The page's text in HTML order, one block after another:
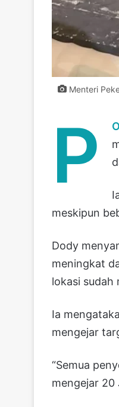
Menteri
P
meskipun
Dody
meningkat
lokasi sudah
Ia
mengejar
“Semua
mengejar 20